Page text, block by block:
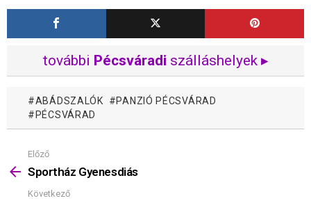
további Pécsváradi szálláshelyek ▸
ABÁDSZALÓK
PANZIÓ PÉCSVÁRAD
PÉCSVÁRAD
Mutass
többet
Előző
Sportház Gyenesdiás
Következő